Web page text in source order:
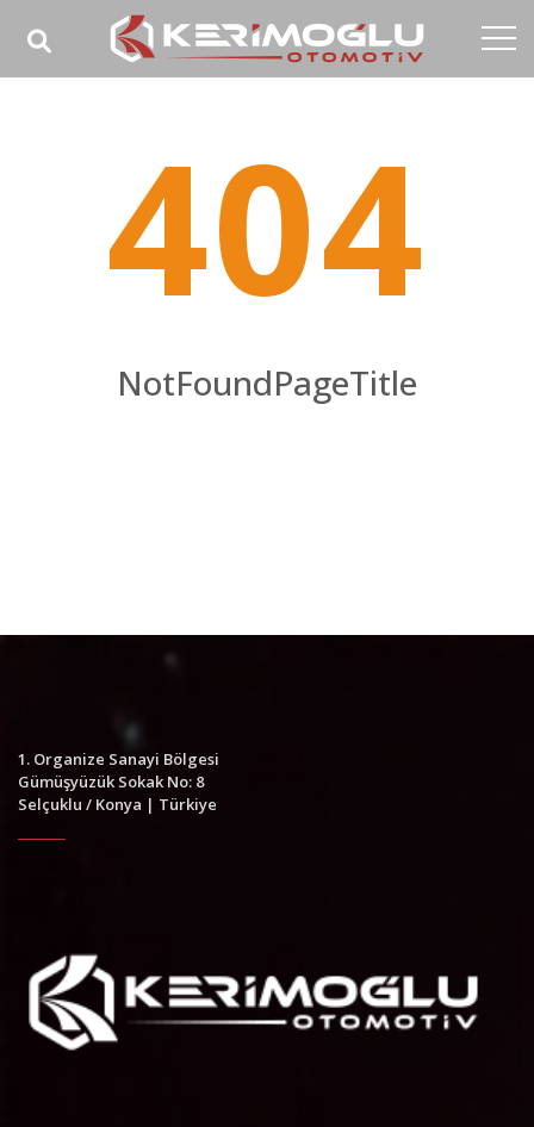
Referanslar
404
NotFoundPageTitle
1. Organize Sanayi Bölgesi
Gümüşyüzük Sokak No: 8
Selçuklu / Konya | Türkiye